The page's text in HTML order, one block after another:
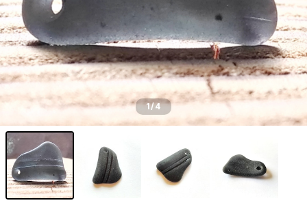
1/4